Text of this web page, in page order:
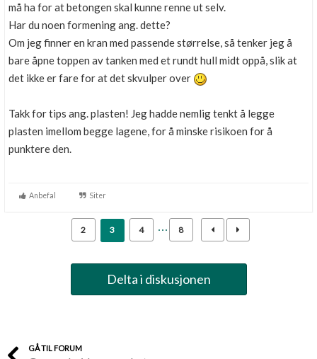
må ha for at betongen skal kunne renne ut selv.
Har du noen formening ang. dette?
Om jeg finner en kran med passende størrelse, så tenker jeg å
bare åpne toppen av tanken med et rundt hull midt oppå, slik at
det ikke er fare for at det skvulper over
Takk for tips ang. plasten! Jeg hadde nemlig tenkt å legge
plasten imellom begge lagene, for å minske risikoen for å
punktere den.
Anbefal Siter
2 3 4 8
Delta i diskusjonen
GÅ TIL FORUM